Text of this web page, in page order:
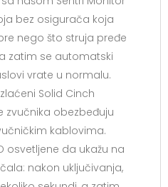
bez osigurača koja
nego što struja pređe
zatim se automatski
vrate u normalu.
Solid Cinch
zvučnika obezbeđuju
kablovima.
osvetljene da ukažu na
nakon uključivanja,